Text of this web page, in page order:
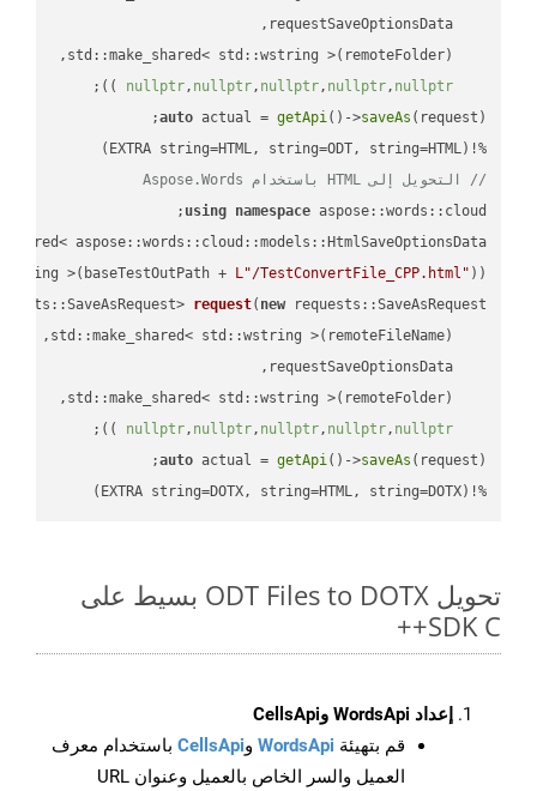
nullptr, nullptr, nullptr, nullptr, nullptr
))
;
auto actual = getApi()->saveAs
%!(EXTRA string=HTML, string=ODT, string=HTML)
// التحويل إلى HTML باستخدام Aspose.Words
using namespace aspose::words::cloud;
>(baseTestOutPath + L"/TestConvertFile_CPP.html" ));
request( new
nullptr, nullptr, nullptr, nullptr, nullptr
))
;
auto actual = getApi()->saveAs
%!(EXTRA string=DOTX, string=HTML, string=DOTX)
تحويل ODT Files to DOTX بسيط على
SDK C++
إعداد WordsApi وCellsApi
قم بتهيئة WordsApi وCellsApi باستخدام معرف
العميل والسر الخاص بالعميل وعنوان URL